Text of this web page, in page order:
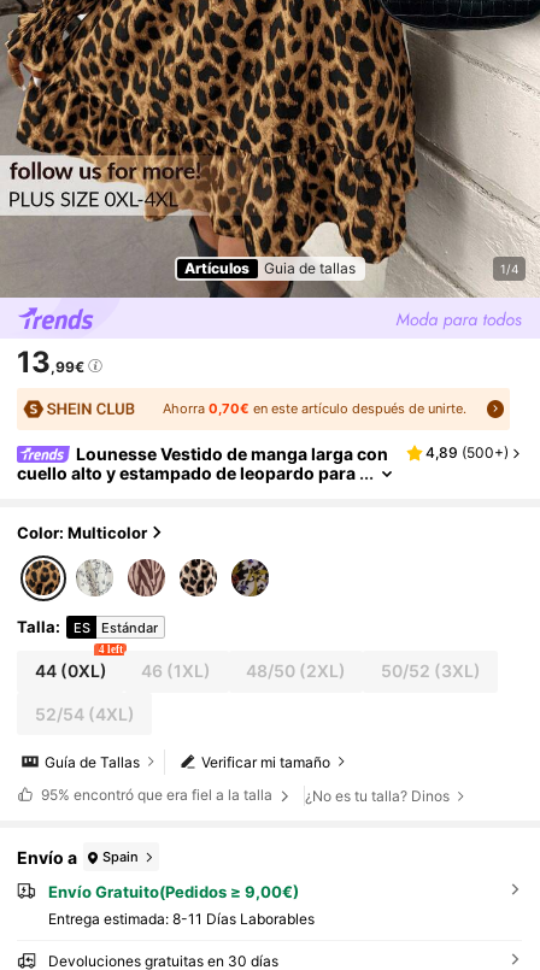
Artículos Guia de tallas 1/4
13,99€
Ahorra 0,70€ en este artículo después de unirte.
Lounesse Vestido de manga larga con
cuello alto y estampado de leopardo para
o/invierno
4,89 (500+)
Color: Multicolor
Talla: ES Estándar
44(0XL)
4 left
46 (1XL) 48/50(2XL) 50/52 (3XL)
52/54(4XL)
Verificar mi tamaño
Guía de Tallas
95% encontró que era fiel a la talla ¿No es tu talla? Dinos
Envío a Spain
Envío Gratuito(Pedidos ≥ 9,00€)
Entrega estimada: 8-11 Días Laborables
Devoluciones gratuitas en 30 días